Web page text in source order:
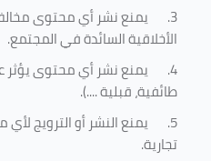
3.
يمنع نشر أي محتوى مخالف
الأخلاقية السائدة في المجتمع.
4.
يمنع نشر أي محتوى يؤثر
طائفية، قبلية ....).
5.
يمنع النشر أو الترويج
تجارية.